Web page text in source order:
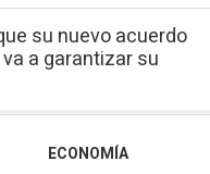
su nuevo acuerdo
a garantizar su
ECONOMÍA